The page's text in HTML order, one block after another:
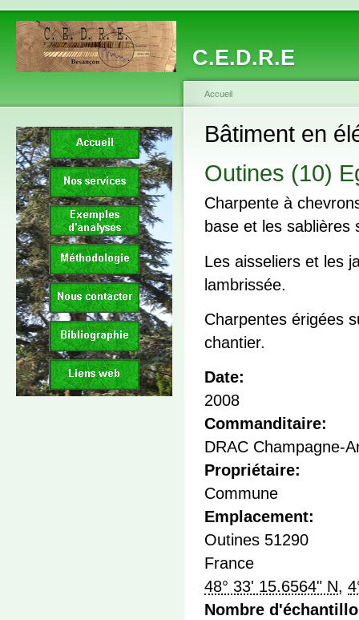
C.E.D.R.E
Accueil
Bâtiment en
Outines (10)
Charpente à
base et les sablières
Les aisseliers et les
lambrissée.
Charpentes érigées
chantier.
Date:
2008
Commanditaire:
DRAC Champagne-
Propriétaire:
Commune
Emplacement:
Outines 51290
France
48° 33' 15.6564" N,
Nombre